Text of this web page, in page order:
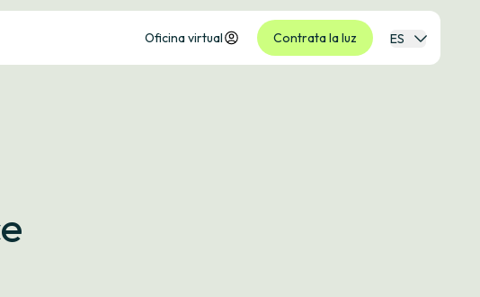
Oficina virtual Contrata la luz ES